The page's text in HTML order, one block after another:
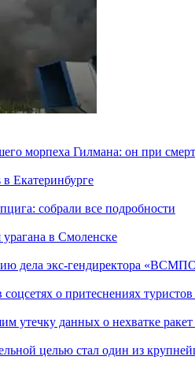
морпеха Гилмана: он при
Екатеринбурге
собрали все подробности
в Смоленске
дела экс-гендиректора
о притеснениях
утечку данных о нехватке
целью стал один из